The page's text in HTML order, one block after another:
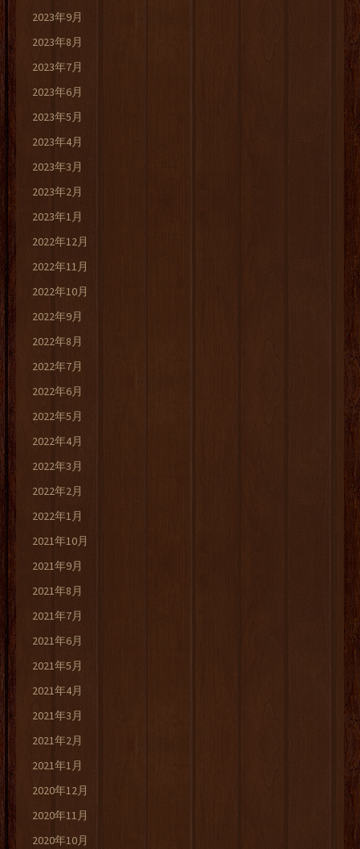
2023年9月
2023年8月
2023年7月
2023年6月
2023年5月
2023年4月
2023年3月
2023年2月
2023年1月
2022年12月
2022年11月
2022年10月
2022年9月
2022年8月
2022年7月
2022年6月
2022年5月
2022年4月
2022年3月
2022年2月
2022年1月
2021年10月
2021年9月
2021年8月
2021年7月
2021年6月
2021年5月
2021年4月
2021年3月
2021年2月
2021年1月
2020年12月
2020年11月
2020年10月